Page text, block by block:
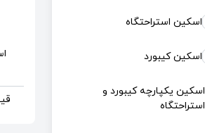
اسکین استراحتگاه
اسکین کیبورد
اسکین یکپارچه کیبورد و
استراحتگاه